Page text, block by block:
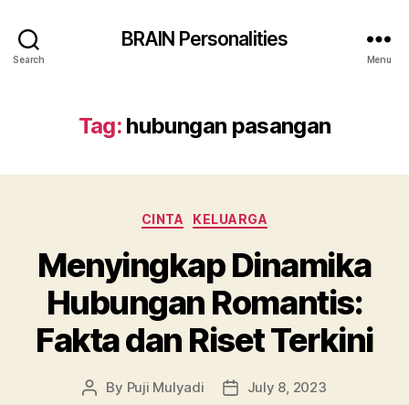
Search
BRAIN Personalities
Menu
Tag: hubungan pasangan
Categories
CINTA KELUARGA
Menyingkap Dinamika
Hubungan Romantis:
Fakta dan Riset Terkini
Post
By Puji Mulyadi
PostJuly 8, 2023